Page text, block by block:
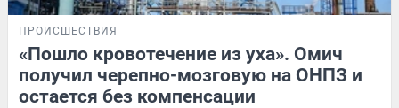
ПРОИСШЕСТВИЯ
«Пошло кровотечение из уха». Омич
получил черепно-мозговую на ОНПЗ и
остается без компенсации